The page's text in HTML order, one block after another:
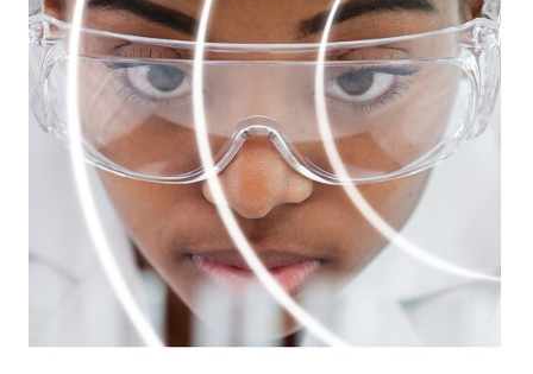
karşılamanın yeni yollarını
düşünüyoruz.
Daha fazlası